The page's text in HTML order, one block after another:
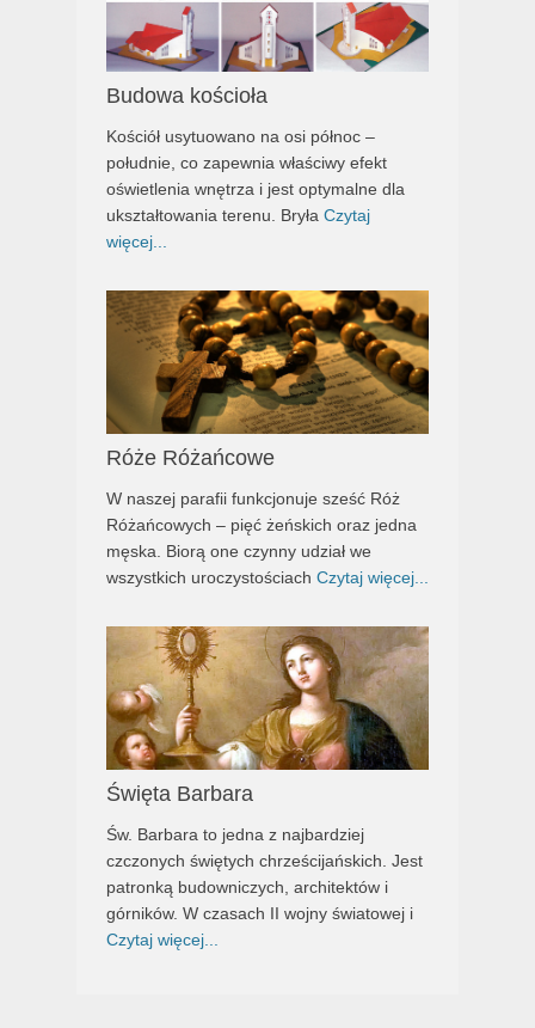
Budowa kościoła
Kościół usytuowano na osi północ –
południe, co zapewnia właściwy efekt
oświetlenia wnętrza i jest optymalne dla
ukształtowania terenu. Bryła Czytaj
więcej...
Róże Różańcowe
W naszej parafii funkcjonuje sześć Róż
Różańcowych – pięć żeńskich oraz jedna
męska. Biorą one czynny udział we
wszystkich uroczystościach Czytaj więcej...
Święta Barbara
Św. Barbara to jedna z najbardziej
czczonych świętych chrześcijańskich. Jest
patronką budowniczych, architektów i
górników. W czasach II wojny światowej i
Czytaj więcej...